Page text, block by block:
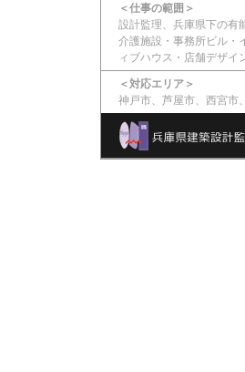
＜仕事の範囲＞
設計監理、兵庫県下の有
介護施設・事務所ビル・
ィブハウス・店舗デザ
＜対応エリア＞
神戸市、芦屋市、西宮市